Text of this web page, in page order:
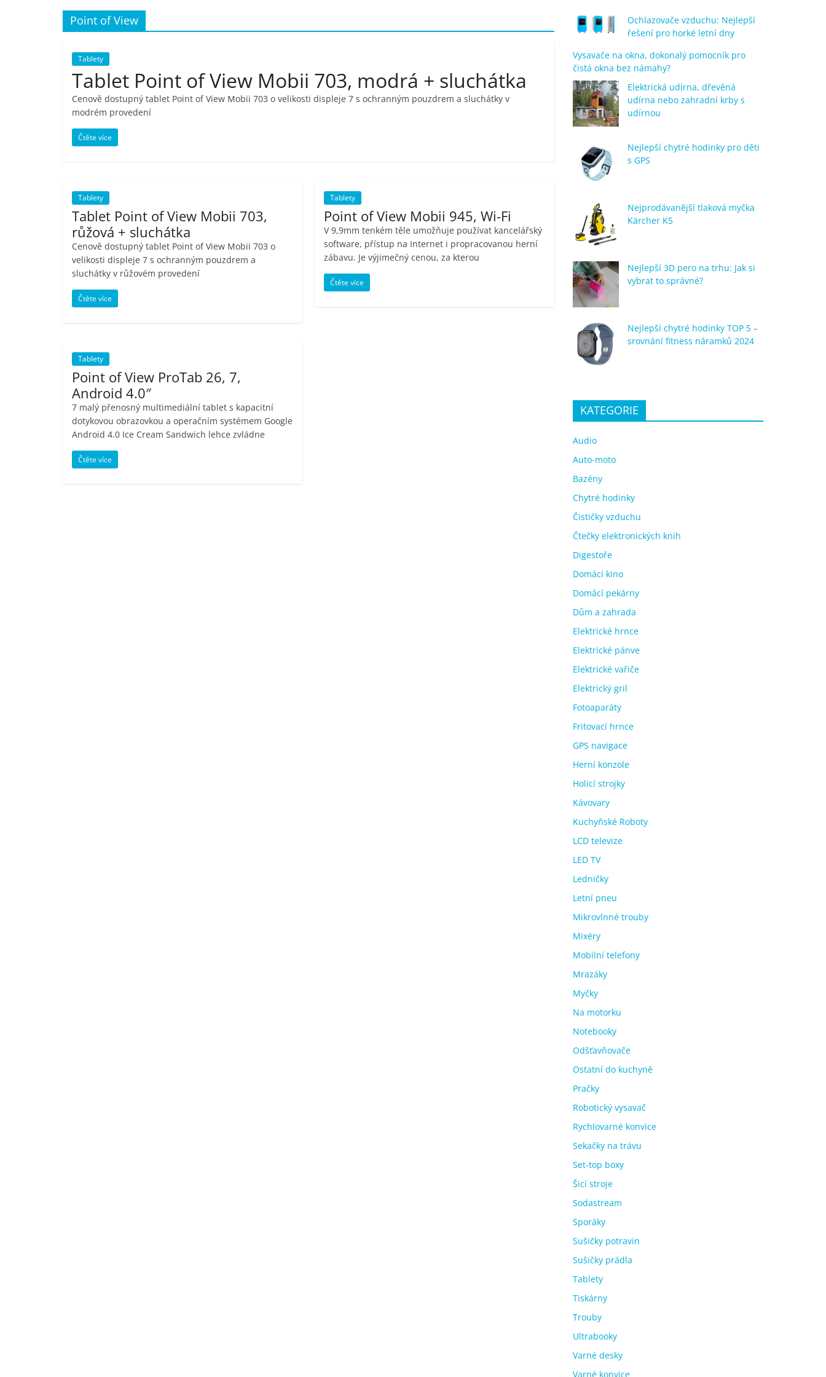
porovnání,
pračky,
televize,
notebooky,
telefony,
kávovary,
bazény
Nejlepší
elektronika
recenze,
pračky,
televize,
notebooky,
mobilní
telefony,
kávovary,
bazény
Point of View
Tablety
Tablet Point of View Mobii 703, modrá + sluchátka
Cenově dostupný tablet Point of View Mobii 703 o velikosti displeje 7 s ochranným pouzdrem a sluchátky v
modrém provedení
Čtěte více
Tablety
Tablet Point of View Mobii 703,
růžová + sluchátka
Cenově dostupný tablet Point of View Mobii 703 o
velikosti displeje 7 s ochranným pouzdrem a
sluchátky v růžovém provedení
Čtěte více
Tablety
Point of View Mobii 945, Wi-Fi
V 9,9mm tenkém těle umožňuje používat kancelářský
software, přístup na Internet i propracovanou herní
zábavu. Je výjimečný cenou, za kterou
Čtěte více
Tablety
Point of View ProTab 26, 7,
Android 4.0″
7 malý přenosný multimediální tablet s kapacitní
dotykovou obrazovkou a operačním systémem Google
Android 4.0 Ice Cream Sandwich lehce zvládne
Čtěte více
Ochlazovače vzduchu: Nejlepší
řešení pro horké letní dny
Vysavače na okna, dokonalý pomocník pro
čistá okna bez námahy?
Elektrická udírna, dřevěná
udírna nebo zahradní krby s
udírnou
Nejlepší chytré hodinky pro děti
s GPS
Nejprodávanější tlaková myčka
Kärcher K5
Nejlepší 3D pero na trhu: Jak si
vybrat to správné?
Nejlepší chytré hodinky TOP 5 –
srovnání fitness náramků 2024
KATEGORIE
Audio
Auto-moto
Bazény
Chytré hodinky
Čističky vzduchu
Čtečky elektronických knih
Digestoře
Domácí kino
Domácí pekárny
Dům a zahrada
Elektrické hrnce
Elektrické pánve
Elektrické vařiče
Elektrický gril
Fotoaparáty
Fritovací hrnce
GPS navigace
Herní konzole
Holicí strojky
Kávovary
Kuchyňské Roboty
LCD televize
LED TV
Ledničky
Letní pneu
Mikrovlnné trouby
Mixéry
Mobilní telefony
Mrazáky
Myčky
Na motorku
Notebooky
Odšťavňovače
Ostatní do kuchyně
Pračky
Robotický vysavač
Rychlovarné konvice
Sekačky na trávu
Set-top boxy
Šicí stroje
Sodastream
Sporáky
Sušičky potravin
Sušičky prádla
Tablety
Tiskárny
Trouby
Ultrabooky
Varné desky
Varné konvice